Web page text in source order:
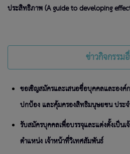
ประสิทธิภาพ (A guide to developing
ข่าวกิจกรรม
ขอเชิญสมัครและเสนอชื่อบุคคลและองค์
ปกป้อง และคุ้มครองสิทธิมนุษยชน ประ
รับสมัครบุคคลเพื่อบรรจุและแต่งตั้งเป็น
ตำแหน่ง เจ้าหน้าที่วิเทศสัมพันธ์